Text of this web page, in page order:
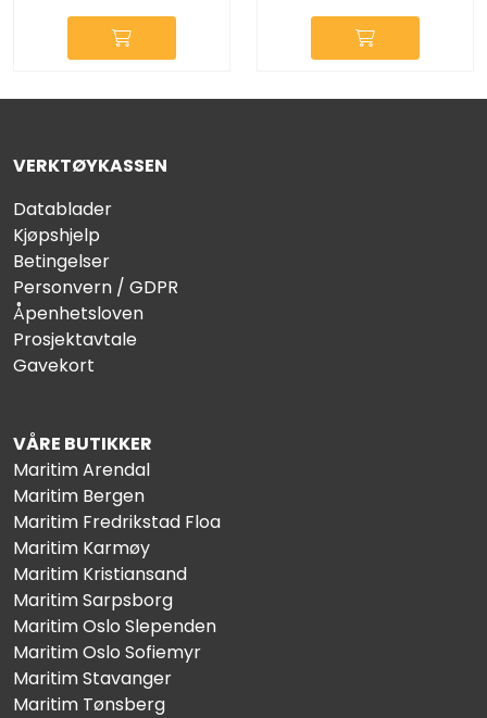
VERKTØYKASSEN
Datablader
Kjøpshjelp
Betingelser
Personvern / GDPR
Åpenhetsloven
Prosjektavtale
Gavekort
VÅRE BUTIKKER
Maritim Arendal
Maritim Bergen
Maritim Fredrikstad Floa
Maritim Karmøy
Maritim Kristiansand
Maritim Sarpsborg
Maritim Oslo Slependen
Maritim Oslo Sofiemyr
Maritim Stavanger
Maritim Tønsberg